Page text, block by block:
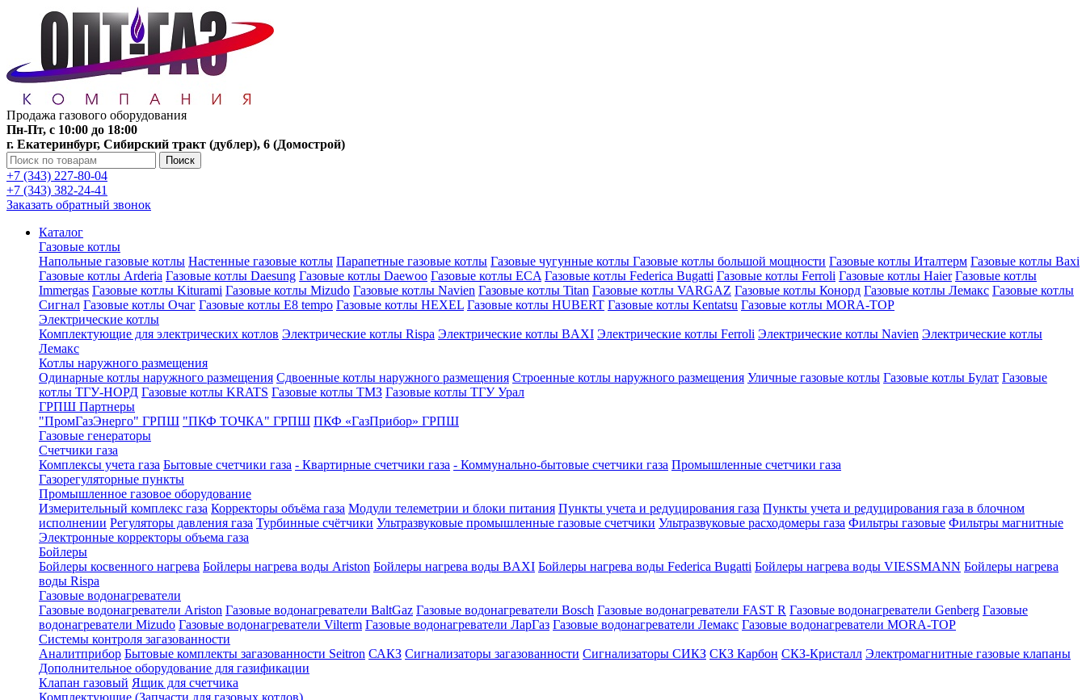
Продажа газового оборудования
Пн-Пт, с 10:00 до 18:00
г. Екатеринбург, Сибирский тракт (дублер), 6 (Домострой)
Поиск
+7 (343) 227-80-04
+7 (343) 382-24-41
Заказать обратный звонок
Каталог
Газовые котлы
Напольные газовые котлы Настенные газовые котлы Парапетные газовые котлы Газовые чугунные котлы Газовые котлы большой мощности Газовые котлы Италтерм Газовые котлы Baxi
Газовые котлы Arderia Газовые котлы Daesung Газовые котлы Daewoo Газовые котлы ECA Газовые котлы Federica Bugatti Газовые котлы Ferroli Газовые котлы Haier Газовые котлы
Immergas Газовые котлы Kiturami Газовые котлы Mizudo Газовые котлы Navien Газовые котлы Titan Газовые котлы VARGAZ Газовые котлы Конорд Газовые котлы Лемакс Газовые котлы
Сигнал Газовые котлы Очаг Газовые котлы E8 tempo Газовые котлы HEXEL Газовые котлы HUBERT Газовые котлы Kentatsu Газовые котлы MORA-TOP
Электрические котлы
Комплектующие для электрических котлов Электрические котлы Rispa Электрические котлы BAXI Электрические котлы Ferroli Электрические котлы Navien Электрические котлы
Лемакс
Котлы наружного размещения
Одинарные котлы наружного размещения Сдвоенные котлы наружного размещения Строенные котлы наружного размещения Уличные газовые котлы Газовые котлы Булат Газовые
котлы ТГУ-НОРД Газовые котлы KRATS Газовые котлы ТМЗ Газовые котлы ТГУ Урал
ГРПШ Партнеры
"ПромГазЭнерго" ГРПШ "ПКФ ТОЧКА" ГРПШ ПКФ «ГазПрибор» ГРПШ
Газовые генераторы
Счетчики газа
Комплексы учета газа Бытовые счетчики газа - Квартирные счетчики газа - Коммунально-бытовые счетчики газа Промышленные счетчики газа
Газорегуляторные пункты
Промышленное газовое оборудование
Измерительный комплекс газа Корректоры объёма газа Модули телеметрии и блоки питания Пункты учета и редуцирования газа Пункты учета и редуцирования газа в блочном
исполнении Регуляторы давления газа Турбинные счётчики Ультразвуковые промышленные газовые счетчики Ультразвуковые расходомеры газа Фильтры газовые Фильтры магнитные
Электронные корректоры объема газа
Бойлеры
Бойлеры косвенного нагрева Бойлеры нагрева воды Ariston Бойлеры нагрева воды BAXI Бойлеры нагрева воды Federica Bugatti Бойлеры нагрева воды VIESSMANN Бойлеры нагрева
воды Rispa
Газовые водонагреватели
Газовые водонагреватели Ariston Газовые водонагреватели BaltGaz Газовые водонагреватели Bosch Газовые водонагреватели FAST R Газовые водонагреватели Genberg Газовые
водонагреватели Mizudo Газовые водонагреватели Vilterm Газовые водонагреватели ЛарГаз Газовые водонагреватели Лемакс Газовые водонагреватели MORA-TOP
Системы контроля загазованности
Аналитприбор Бытовые комплекты загазованности Seitron САКЗ Сигнализаторы загазованности Сигнализаторы СИКЗ СКЗ Карбон СКЗ-Кристалл Электромагнитные газовые клапаны
Дополнительное оборудование для газификации
Клапан газовый Ящик для счетчика
Комплектующие (Запчасти для газовых котлов)